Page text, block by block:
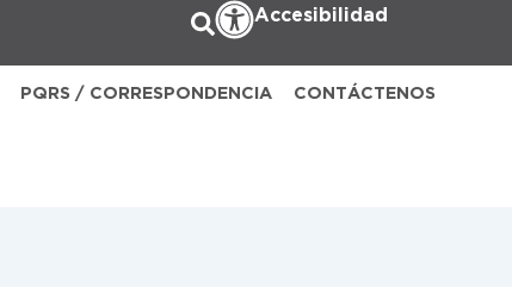
Accesibilidad
PQRS / CORRESPONDENCIA CONTÁCTENOS